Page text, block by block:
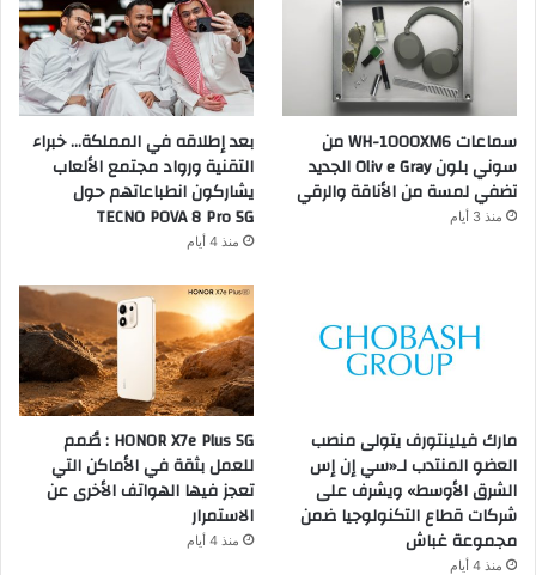
سماعات WH-1000XM6 من
سوني بلون Oliv e Gray الجديد
تضفي لمسة من الأناقة والرقي
منذ 3 أيام
بعد إطلاقه في المملكة… خبراء
التقنية ورواد مجتمع الألعاب
يشاركون انطباعاتهم حول
TECNO POVA 8 Pro 5G
منذ 4 أيام
مارك فيلينتورف يتولى منصب
العضو المنتدب لـ«سي إن إس
الشرق الأوسط» ويشرف على
شركات قطاع التكنولوجيا ضمن
مجموعة غباش
منذ 4 أيام
HONOR X7e Plus 5G : صُمم
للعمل بثقة في الأماكن التي
تعجز فيها الهواتف الأخرى عن
الاستمرار
منذ 4 أيام